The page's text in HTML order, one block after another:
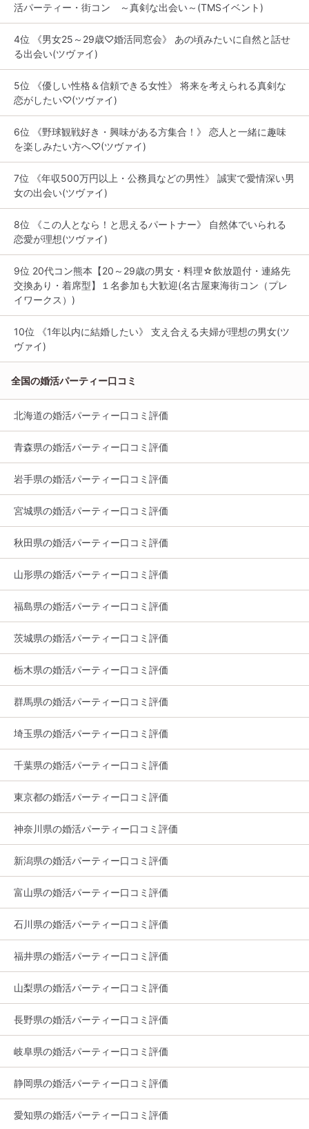
活パーティー・街コン ～真剣な出会い～(TMSイベント)
4位 《男女25～29歳♡婚活同窓会》 あの頃みたいに自然と話せ
る出会い(ツヴァイ)
5位 《優しい性格＆信頼できる女性》 将来を考えられる真剣な
恋がしたい♡(ツヴァイ)
6位 《野球観戦好き・興味がある方集合！》 恋人と一緒に趣味
を楽しみたい方へ♡(ツヴァイ)
7位 《年収500万円以上・公務員などの男性》 誠実で愛情深い男
女の出会い(ツヴァイ)
8位 《この人となら！と思えるパートナー》 自然体でいられる
恋愛が理想(ツヴァイ)
9位 20代コン熊本【20～29歳の男女・料理☆飲放題付・連絡先
交換あり・着席型】１名参加も大歓迎(名古屋東海街コン（プレ
イワークス）)
10位 《1年以内に結婚したい》 支え合える夫婦が理想の男女(ツ
ヴァイ)
全国の婚活パーティー口コミ
北海道の婚活パーティー口コミ評価
青森県の婚活パーティー口コミ評価
岩手県の婚活パーティー口コミ評価
宮城県の婚活パーティー口コミ評価
秋田県の婚活パーティー口コミ評価
山形県の婚活パーティー口コミ評価
福島県の婚活パーティー口コミ評価
茨城県の婚活パーティー口コミ評価
栃木県の婚活パーティー口コミ評価
群馬県の婚活パーティー口コミ評価
埼玉県の婚活パーティー口コミ評価
千葉県の婚活パーティー口コミ評価
東京都の婚活パーティー口コミ評価
神奈川県の婚活パーティー口コミ評価
新潟県の婚活パーティー口コミ評価
富山県の婚活パーティー口コミ評価
石川県の婚活パーティー口コミ評価
福井県の婚活パーティー口コミ評価
山梨県の婚活パーティー口コミ評価
長野県の婚活パーティー口コミ評価
岐阜県の婚活パーティー口コミ評価
静岡県の婚活パーティー口コミ評価
愛知県の婚活パーティー口コミ評価